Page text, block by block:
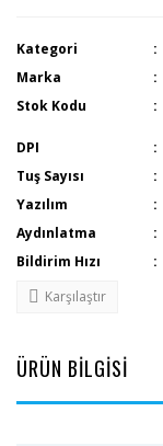
Kategori
Marka
Stok Kodu
DPI
Tuş Sayısı
Yazılım
Aydınlatma
Bildirim Hızı
Karşılaştır
ÜRÜN BİLGİSİ